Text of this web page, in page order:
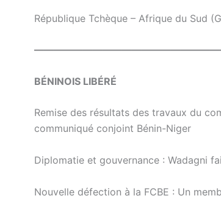
République Tchèque – Afrique du Sud
BÉNINOIS LIBÉRÉ
Remise des résultats des travaux du
communiqué conjoint Bénin-Niger
Diplomatie et gouvernance : Wadagni
Nouvelle défection à la FCBE : Un